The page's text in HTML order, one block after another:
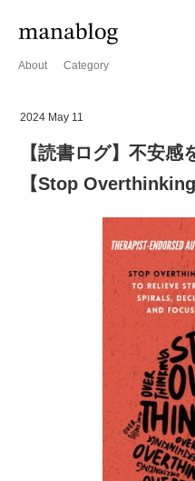
About Category
2024 May 11
【読書ログ】不安感
【Stop Overthinking